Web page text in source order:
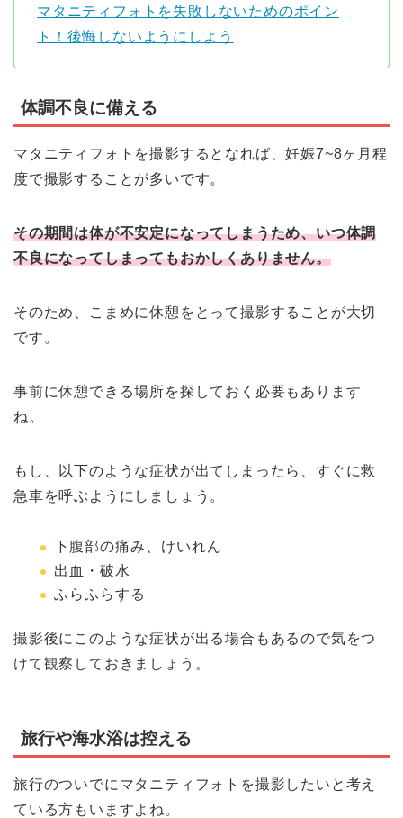
マタニティフォトを失敗しないためのポイン
ト！後悔しないようにしよう
体調不良に備える
マタニティフォトを撮影するとなれば、妊娠7~8ヶ月程
度で撮影することが多いです。
その期間は体が不安定になってしまうため、いつ体調
不良になってしまってもおかしくありません。
そのため、こまめに休憩をとって撮影することが大切
です。
事前に休憩できる場所を探しておく必要もあります
ね。
もし、以下のような症状が出てしまったら、すぐに救
急車を呼ぶようにしましょう。
下腹部の痛み、けいれん
出血・破水
ふらふらする
撮影後にこのような症状が出る場合もあるので気をつ
けて観察しておきましょう。
旅行や海水浴は控える
旅行のついでにマタニティフォトを撮影したいと考え
ている方もいますよね。